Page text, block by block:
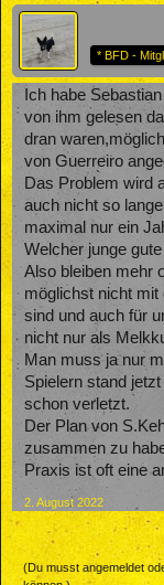
* BFD -
Ich habe
von ihm gelesen
dran
von Guerreiro
Das Problem wird
auch nicht so
maximal nur ein
Welcher junge
Also bleiben mehr
möglichst nicht mit
sind und auch für
nicht nur als
Man muss ja nur
Spielern stand
schon verletzt.
Der Plan von
zusammen zu
Praxis ist oft eine
2. August 2022
(Du musst angemeldet